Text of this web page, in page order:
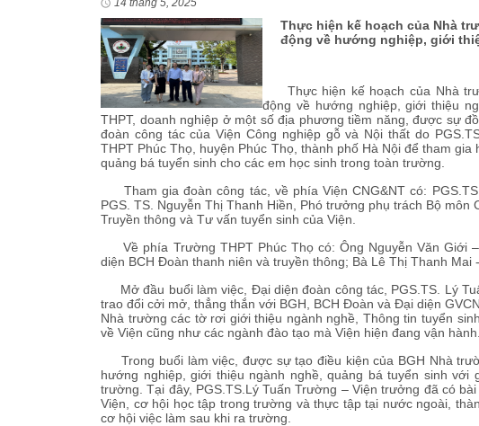
Thực hiện kế hoạch của Nhà
động về hướng nghiệp, giới
Thực hiện kế hoạch của Nhà
động về hướng nghiệp, giới thiệu
THPT, doanh nghiệp ở một số địa phương tiềm năng, được sự
đoàn công tác của Viện Công nghiệp gỗ và Nội thất do
THPT Phúc Thọ, huyện Phúc Thọ, thành phố Hà Nội để tham
quảng bá tuyển sinh cho các em học sinh trong toàn trường.
Tham gia đoàn công tác, về phía Viện CNG&NT có:
PGS. TS. Nguyễn Thị Thanh Hiền, Phó trưởng phụ trách Bộ môn
Truyền thông và Tư vấn tuyển sinh của Viện.
Về phía Trường THPT Phúc Thọ có: Ông Nguyễn Văn Giới
diện BCH Đoàn thanh niên và truyền thông; Bà Lê Thị Thanh Mai
Mở đầu buổi làm việc, Đại diện đoàn công tác, PGS.TS. Lý
trao đổi cởi mở, thẳng thắn với BGH, BCH Đoàn và Đại diện
Nhà trường các tờ rơi giới thiệu ngành nghề, Thông tin tuyển
về Viện cũng như các ngành đào tạo mà Viện hiện đang vận hành.
Trong buổi làm việc, được sự tạo điều kiện của BGH Nhà
hướng nghiệp, giới thiệu ngành nghề, quảng bá tuyển sinh
trường. Tại đây, PGS.TS.Lý Tuấn Trường – Viện trưởng đã có
Viện, cơ hội học tập trong trường và thực tập tại nước ngoài,
cơ hội việc làm sau khi ra trường.